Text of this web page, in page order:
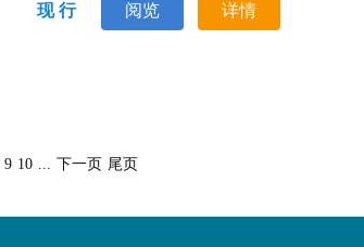
现 行 阅览 详情
9 10 ... 下一页 尾页